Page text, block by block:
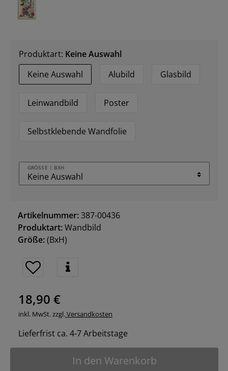
Produktart: Keine Auswahl
Keine Auswahl
Alubild Glasbild
Leinwandbild Poster
Selbstklebende Wandfolie
GRÖSSE | BXH
Artikelnummer:387-00436
Produktart:Wandbild
Größe:(BxH)
18,90 €
inkl. MwSt. zzgl.Versandkosten
Lieferfrist ca. 4-7 Arbeitstage
In den Warenkorb